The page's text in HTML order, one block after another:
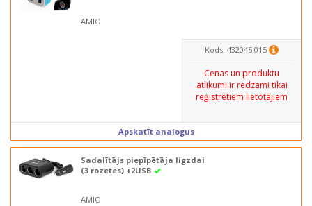
AMIO
Kods: 432045.015
Cenas un produktu
atlikumi ir redzami tikai
reģistrētiem lietotājiem
Apskatīt analogus
Sadalītājs piepīpētāja ligzdai
(3 rozetes) +2USB
AMIO